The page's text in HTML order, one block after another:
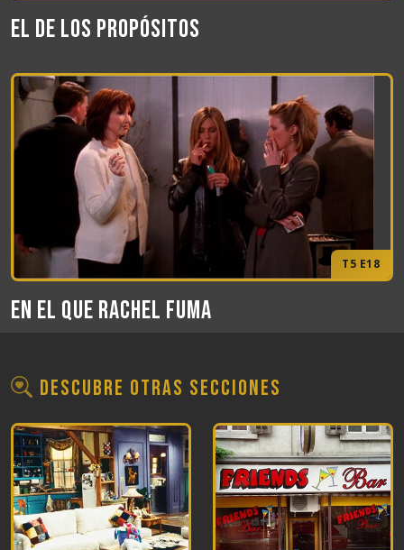
El de los propósitos
T5 E18
En el que Rachel fuma
Descubre otras secciones